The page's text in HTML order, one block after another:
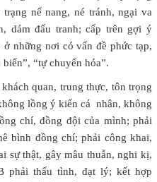
nể nang, né tránh, ngại va
dám đấu tranh; cấp trên gợi ý
những nơi có vấn đề phức tạp,
“tự chuyển hóa”.
quan, trung thực, tôn trọng
lồng ý kiến cá nhân, không
chí, đồng đội của mình; phải
bình đồng chí; phải công khai,
sự thật, gây mâu thuẫn, nghi kị,
phải thấu tình, đạt lý; kết hợp